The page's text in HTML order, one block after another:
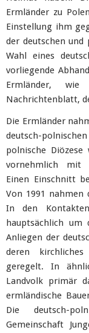
Ermländer zu
Einstellung ihm
der deutschen und
Wahl eines
vorliegende
Ermländer,
Nachrichtenblatt,
Die Ermländer
deutsch-
polnische
vornehmlich mit
Einen Einschnitt
Von 1991 nahmen
In den
hauptsächlich um
Anliegen der
deren
geregelt. In
Landvolk primär
ermländische
Die deutsch-
Gemeinschaft